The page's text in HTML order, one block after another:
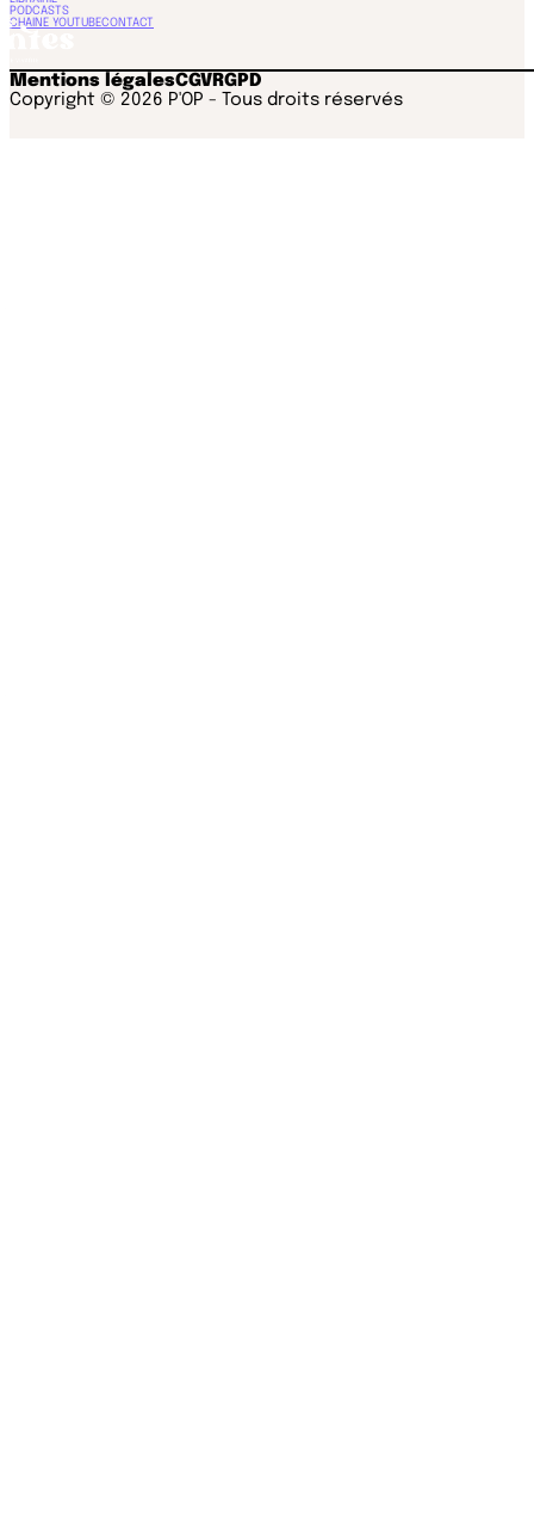
PODCASTS
CHAINE YOUTUBECONTACT
Mentions légalesCGVRGPD
Copyright © 2026 P'OP - Tous droits réservés